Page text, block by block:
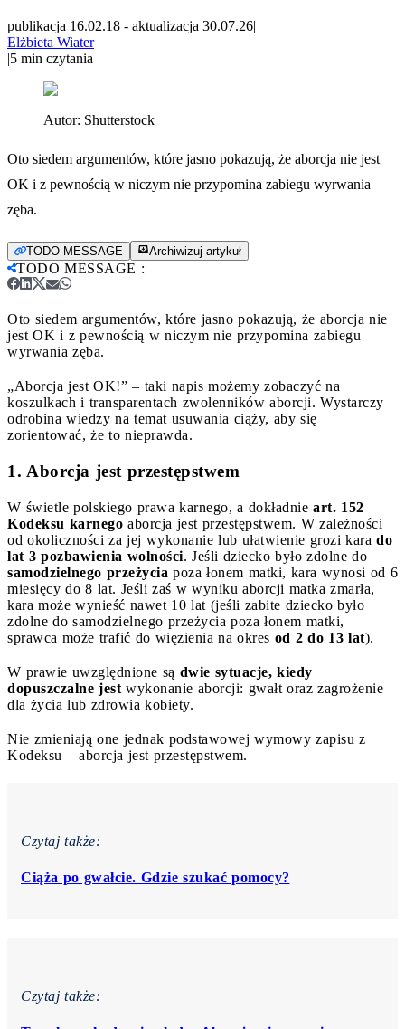
publikacja 16.02.18 - aktualizacja 30.07.26|
Elżbieta Wiater
|5 min czytania
Autor: Shutterstock
Oto siedem argumentów, które jasno pokazują, że aborcja nie jest
OK i z pewnością w niczym nie przypomina zabiegu wyrwania
zęba.
TODO MESSAGE Archiwizuj artykuł
TODO MESSAGE :
Oto siedem argumentów, które jasno pokazują, że aborcja nie
jest OK i z pewnością w niczym nie przypomina zabiegu
wyrwania zęba.
„Aborcja jest OK!” – taki napis możemy zobaczyć na
koszulkach i transparentach zwolenników aborcji. Wystarczy
odrobina wiedzy na temat usuwania ciąży, aby się
zorientować, że to nieprawda.
1. Aborcja jest przestępstwem
W świetle polskiego prawa karnego, a dokładnie art. 152
Kodeksu karnego aborcja jest przestępstwem. W zależności
od okoliczności za jej wykonanie lub ułatwienie grozi kara do
lat 3 pozbawienia wolności. Jeśli dziecko było zdolne do
samodzielnego przeżycia poza łonem matki, kara wynosi od 6
miesięcy do 8 lat. Jeśli zaś w wyniku aborcji matka zmarła,
kara może wynieść nawet 10 lat (jeśli zabite dziecko było
zdolne do samodzielnego przeżycia poza łonem matki,
sprawca może trafić do więzienia na okres od 2 do 13 lat).
W prawie uwzględnione są dwie sytuacje, kiedy
dopuszczalne jest wykonanie aborcji: gwałt oraz zagrożenie
dla życia lub zdrowia kobiety.
Nie zmieniają one jednak podstawowej wymowy zapisu z
Kodeksu – aborcja jest przestępstwem.
Czytaj także:
Ciąża po gwałcie. Gdzie szukać pomocy?
Czytaj także: